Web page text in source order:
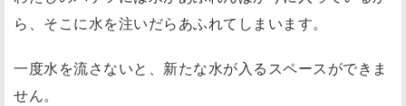
ら、そこに水を注いだらあふれてしまいます。
一度水を流さないと、新たな水が入るスペースができま
せん。